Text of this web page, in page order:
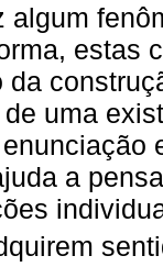
algum
estas
da
uma
a